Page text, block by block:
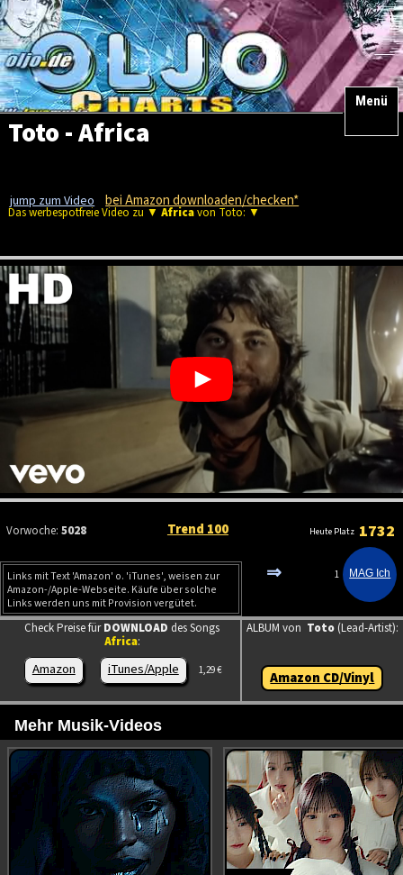
Menü
Toto - Africa
jump zum Video bei Amazon downloaden/checken*
Das werbespotfreie Video zu ▼ Africavon Toto: ▼
Vorwoche: 5028 Trend 100 Heute Platz 1732
Links mit Text 'Amazon' o. 'iTunes', weisen zur
Amazon-/Apple-Webseite. Käufe über solche
Links werden uns mit Provision vergütet.
⇒ 1
Check Preise fürDOWNLOAD des Songs
Africa:
Amazon iTunes/Apple 1,29 €
ALBUM von Toto(Lead-Artist):
Amazon CD/Vinyl
Mehr Musik-Videos